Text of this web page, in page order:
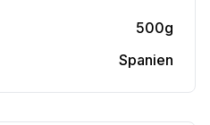
500g
Spanien